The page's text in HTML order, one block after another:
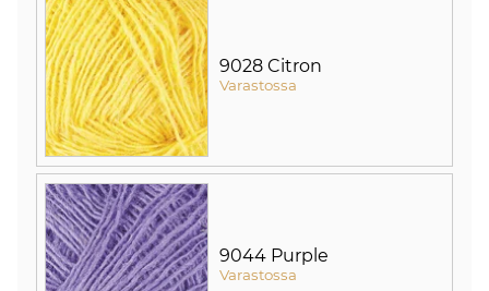
9028 Citron
Varastossa
9044 Purple
Varastossa